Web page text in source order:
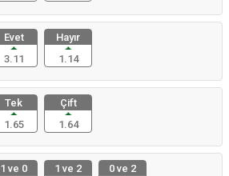
Evet
3.11
Hayır
1.14
Tek
1.65
Çift
1.64
1 ve 0
1 ve 2
0 ve 2